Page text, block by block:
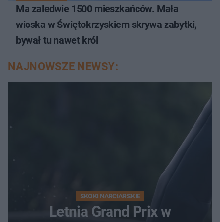
Ma zaledwie 1500 mieszkańców. Mała
wioska w Świętokrzyskiem skrywa zabytki,
bywał tu nawet król
NAJNOWSZE NEWSY:
SKOKI NARCIARSKIE
Letnia Grand Prix w